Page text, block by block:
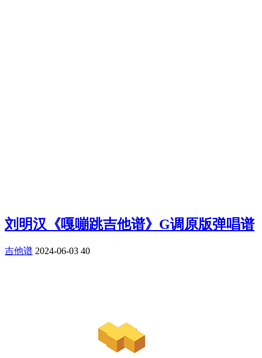
刘明汉《嘎嘣跳吉他谱》G调原版弹唱谱
吉他谱 2024-06-03 40